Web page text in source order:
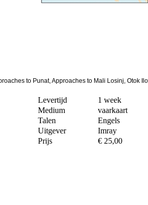
to Punat, Approaches to Mali Losinj, Otok
Levertijd
1 week
Medium
vaarkaart
Talen
Engels
Uitgever
Imray
Prijs
€ 25,00